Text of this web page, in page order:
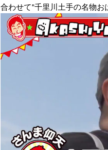
合わせて"千里川土手の名物お